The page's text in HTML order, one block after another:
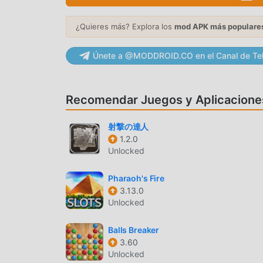
en el juego, así que puedes concentrarte en
cualquier mod de Amazing Pets no cobrará a
instalación gratuita. Simplemente descargue
JUGABILIDAD ÚNICA
fanáticos en todo el mundo. A diferencia de
pasar por el tutorial para principiantes, por lo
especialmente una plataforma para los
compartir con todos los amantes de los
moddroid y disfrute del juego casual con
HERMOSA PANTALLA
Al igual que los juegos tradicionales de
¿Quieres más? Explora los mod APK más
Únete a @MODDROID.CO en el Canal de
Recomendar Juegos y
射撃の達人
1.2.0
Unlocked
Pharaoh's Fire
3.13.0
Unlocked
Balls Breaker
3.60
Unlocked